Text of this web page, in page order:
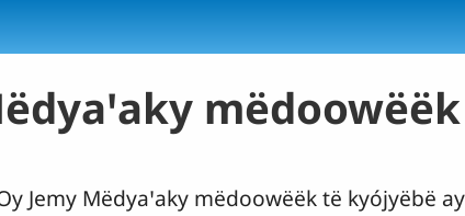
Jemy Mëdyaꞌaky mëdoowëëk të kyójyëbë